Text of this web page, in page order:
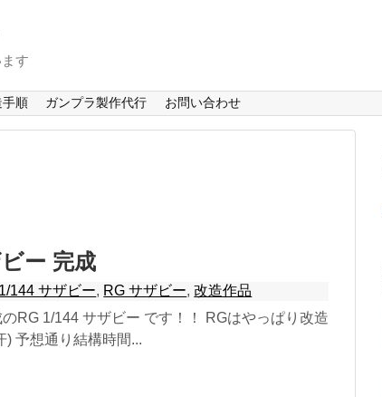
す
順 ガンプラ製作代行 お問い合わせ
ー 完成
144 サザビー, RG サザビー,改造作品
RG 1/144 サザビー です！！ RGはやっぱり改造
) 予想通り結構時間...